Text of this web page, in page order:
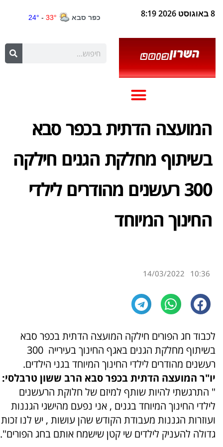
8 באוגוסט 2026 8:19
המועצה הדתית בכפר סבא
בשיתוף מחלקת הגנים חילקה
300 רעשנים מהודרים לילדי
החינוך המיוחד
10:36
14/03/2022
לכבוד חג הפורים חילקה המועצה הדתית בכפר סבא
בשיתוף מחלקת הגנים באגף החינוך בעירייה 300
רעשנים מהודרים לילדי החינוך המיוחד בגני הילדים.
יו"ר המועצה הדתית בכפר סבא הרב ששון טרבלסי:
" התרגשתי להיות שותף למיזם של חלוקת הרעשנים
לילדי החינוך המיוחד בגנים , אני נפעם מהישגי הגננות
ועוזרות הגננות מעבודת הקודש שהן עושות , יש לנו זכות
גדולה להעניק לילדים שי קטן שישמח אותם בחג הפורים".